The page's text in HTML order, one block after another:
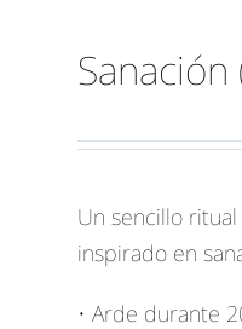
Sanación
Un sencillo
inspirado en
• Arde durante